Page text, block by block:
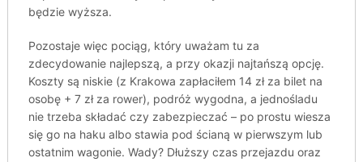
będzie wyższa.
Pozostaje więc pociąg, który uważam tu za
zdecydowanie najlepszą, a przy okazji najtańszą opcję.
Koszty są niskie (z Krakowa zapłaciłem 14 zł za bilet na
osobę + 7 zł za rower), podróż wygodna, a jednośladu
nie trzeba składać czy zabezpieczać – po prostu wiesza
się go na haku albo stawia pod ścianą w pierwszym lub
ostatnim wagonie. Wady? Dłuższy czas przejazdu oraz